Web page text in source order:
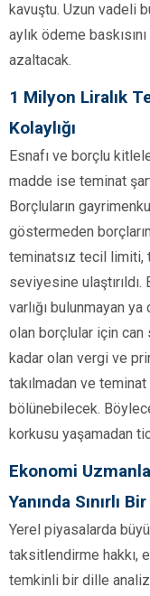
kavuştu. Uzun vadeli
aylık ödeme
azaltacak.
1 Milyon Liralık
Kolaylığı
Esnafı ve borçlu
madde ise teminat
Borçluların
göstermeden
teminatsız tecil limiti,
seviyesine
varlığı bulunmayan
olan borçlular için can
kadar olan vergi ve
takılmadan ve
bölünebilecek.
korkusu yaşamadan
Ekonomi
Yanında Sınırlı
Yerel piyasalarda
taksitlendirme hakkı,
temkinli bir dille